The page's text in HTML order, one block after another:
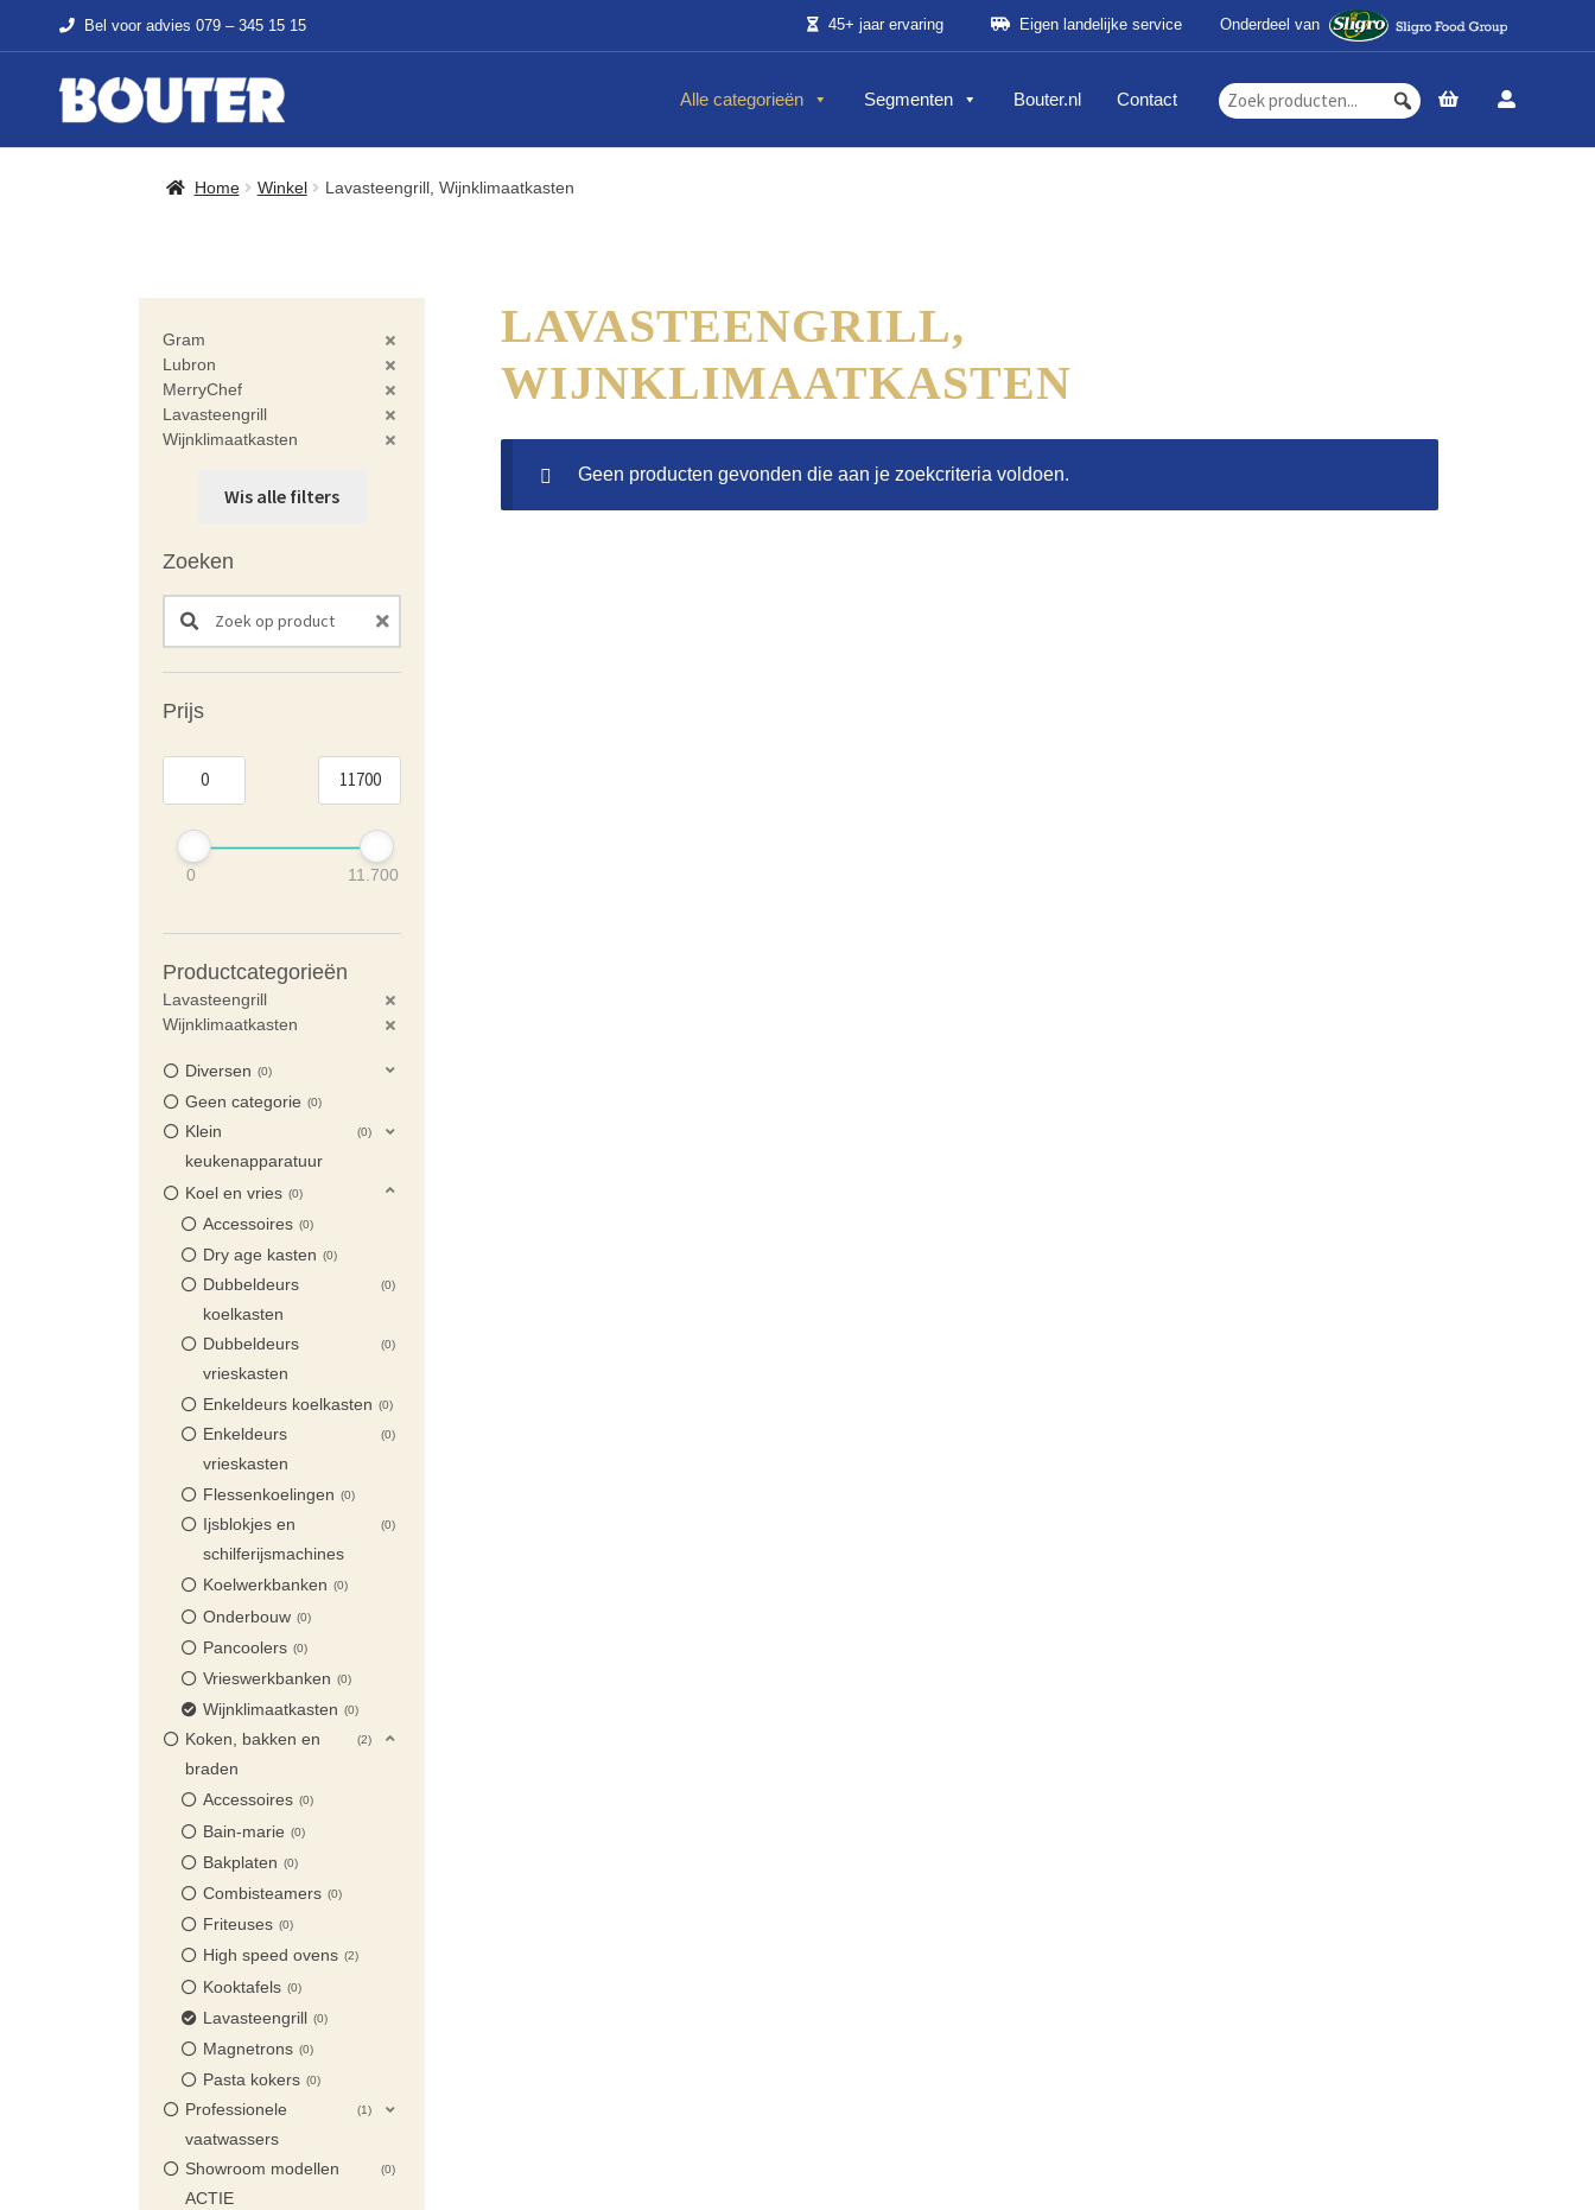
Bel voor advies 079 – 345 15 15 45+ jaar ervaring Eigen landelijke service Onderdeel van
Alle categorieën Segmenten Bouter.nl Contact
Home Winkel Lavasteengrill, Wijnklimaatkasten
LAVASTEENGRILL,
WIJNKLIMAATKASTEN
Geen producten gevonden die aan je zoekcriteria voldoen.
Gram
Lubron
MerryChef
Lavasteengrill
Wijnklimaatkasten
Wis alle filters
Zoeken
Search products:
Prijs
0 11.700
Productcategorieën
Lavasteengrill
Wijnklimaatkasten
Diversen 0
Geen categorie 0
Klein
keukenapparatuur
0
Koel en vries 0
Accessoires 0
Dry age kasten 0
Dubbeldeurs
koelkasten
0
Dubbeldeurs
vrieskasten
0
Enkeldeurs koelkasten 0
Enkeldeurs
vrieskasten
0
Flessenkoelingen 0
Ijsblokjes en
schilferijsmachines
0
Koelwerkbanken 0
Onderbouw 0
Pancoolers 0
Vrieswerkbanken 0
Wijnklimaatkasten 0
Koken, bakken en
braden
2
Accessoires 0
Bain-marie 0
Bakplaten 0
Combisteamers 0
Friteuses 0
High speed ovens 2
Kooktafels 0
Lavasteengrill 0
Magnetrons 0
Pasta kokers 0
Professionele
vaatwassers
1
Showroom modellen
ACTIE
0